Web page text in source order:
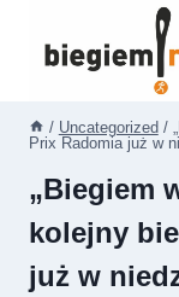
/ Uncategorized /
Prix Radomia już w
„Biegiem
kolejny
już w